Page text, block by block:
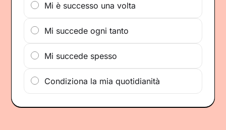
Mi è successo una volta
Mi succede ogni tanto
Mi succede spesso
Condiziona la mia quotidianità